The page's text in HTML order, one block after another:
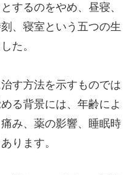
するのをやめ、昼寝、
、寝室という五つの生
た。
す方法を示すものでは
る背景には、年齢によ
み、薬の影響、睡眠時
ります。